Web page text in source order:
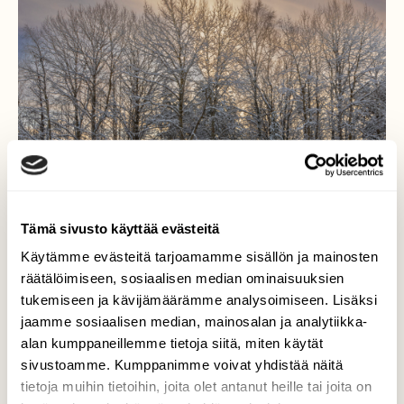
Tämä sivusto käyttää evästeitä
Käytämme evästeitä tarjoamamme sisällön ja mainosten
räätälöimiseen, sosiaalisen median ominaisuuksien
tukemiseen ja kävijämäärämme analysoimiseen. Lisäksi
jaamme sosiaalisen median, mainosalan ja analytiikka-
alan kumppaneillemme tietoja siitä, miten käytät
sivustoamme. Kumppanimme voivat yhdistää näitä
tietoja muihin tietoihin, joita olet antanut heille tai joita on
Haavat pakkasessa
Kiertelin järven rantoja ja katselin komeita
kuuraisia haapoja rannalla. Aurinko pilkisteli